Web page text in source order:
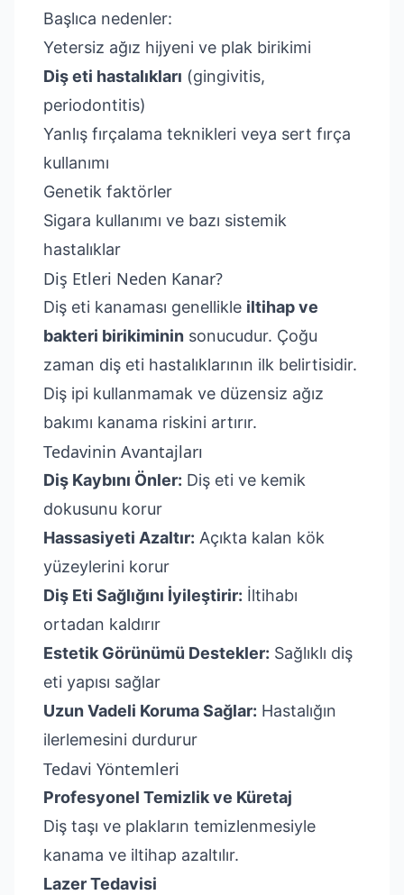
Başlıca nedenler:
Yetersiz ağız hijyeni ve plak birikimi
Diş eti hastalıkları (gingivitis,
periodontitis)
Yanlış fırçalama teknikleri veya sert fırça
kullanımı
Genetik faktörler
Sigara kullanımı ve bazı sistemik
hastalıklar
Diş Etleri Neden Kanar?
Diş eti kanaması genellikle iltihap ve
bakteri birikiminin sonucudur. Çoğu
zaman diş eti hastalıklarının ilk belirtisidir.
Diş ipi kullanmamak ve düzensiz ağız
bakımı kanama riskini artırır.
Tedavinin Avantajları
Diş Kaybını Önler: Diş eti ve kemik
dokusunu korur
Hassasiyeti Azaltır: Açıkta kalan kök
yüzeylerini korur
Diş Eti Sağlığını İyileştirir: İltihabı
ortadan kaldırır
Estetik Görünümü Destekler: Sağlıklı diş
eti yapısı sağlar
Uzun Vadeli Koruma Sağlar: Hastalığın
ilerlemesini durdurur
Tedavi Yöntemleri
Profesyonel Temizlik ve Küretaj
Diş taşı ve plakların temizlenmesiyle
kanama ve iltihap azaltılır.
Lazer Tedavisi